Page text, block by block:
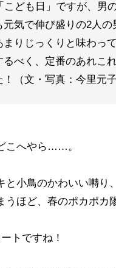
こども日」ですが、男
気で伸び盛りの2人
りじっくりと味わっ
べく、定番のあれこ
（文・写真：今里元子
こへやら……。
と小鳥のかわいい囀
うほど、春のポカポカ
トですね！